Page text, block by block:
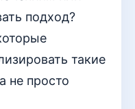
подход?
такие
не просто